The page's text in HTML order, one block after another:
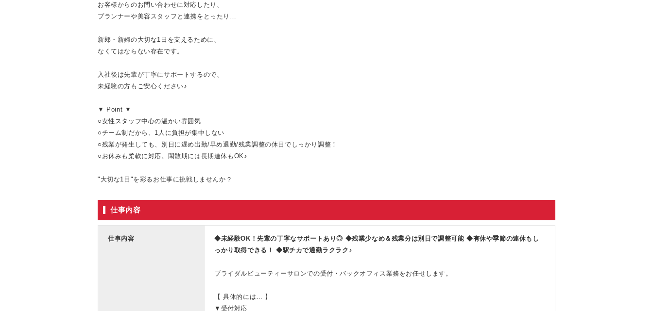
お客様からのお問い合わせに対応したり、
プランナーや美容スタッフと連携をとったり…
新郎・新婦の大切な1日を支えるために、
なくてはならない存在です。
入社後は先輩が丁寧にサポートするので、
未経験の方もご安心ください♪
▼ Point ▼
○女性スタッフ中心の温かい雰囲気
○チーム制だから、1人に負担が集中しない
○残業が発生しても、別日に遅め出勤/早め退勤/残業調整の休日でしっかり調整！
○お休みも柔軟に対応。閑散期には長期連休もOK♪
"大切な1日"を彩るお仕事に挑戦しませんか？
仕事内容
仕事内容
◆未経験OK！先輩の丁寧なサポートあり◎ ◆残業少なめ＆残業分は別日で調整可能 ◆有休や季節の連休もし
っかり取得できる！ ◆駅チカで通勤ラクラク♪
ブライダルビューティーサロンでの受付・バックオフィス業務をお任せします。
【 具体的には… 】
▼受付対応